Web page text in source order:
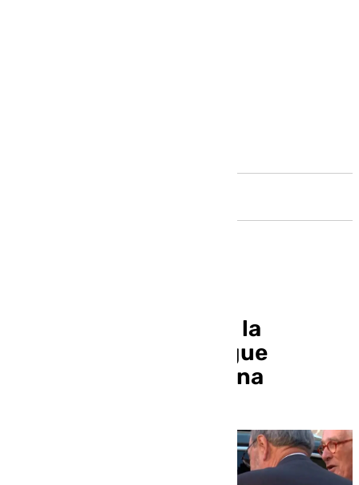
Jordi Pujol mejora de la
neumonía aunque sigue
ingresado en Barcelona